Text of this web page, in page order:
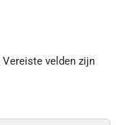
Vereiste velden zijn